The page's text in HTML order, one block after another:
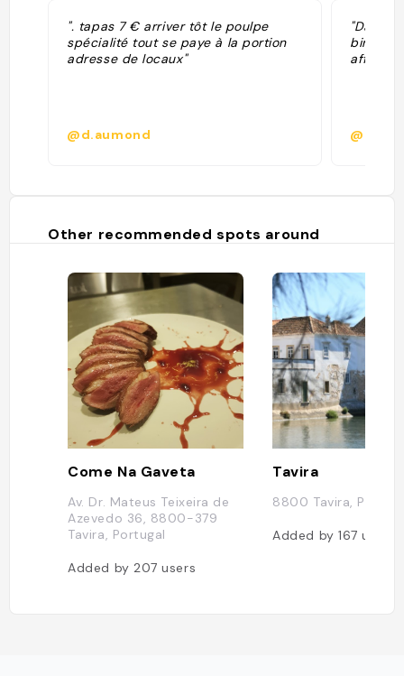
". tapas 7 € arriver tôt le poulpe
spécialité tout se paye à la portion
adresse de locaux"
@d.aumond
"Da
birra,
@
Other recommended spots around
Come Na Gaveta
Av. Dr. Mateus Teixeira de
Azevedo 36, 8800-379
Tavira, Portugal
Added by 207users
Tavira
8800 Tavira,
Added by167users